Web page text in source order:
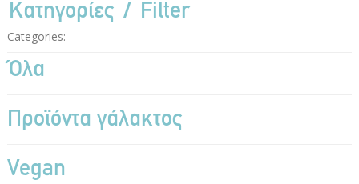
Κατηγορίες Filter
Categories:
Όλα
Προϊόντα γάλακτος
Vegan